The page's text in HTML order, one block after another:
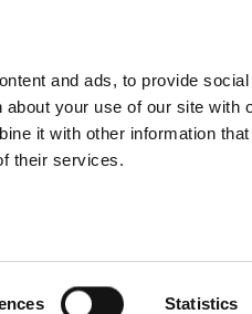
and ads, to provide
your use of our site with
it with other information
their services.
Statistics